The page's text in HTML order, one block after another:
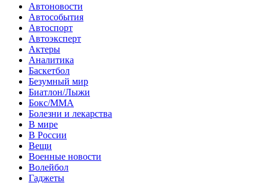
Автоновости
Автособытия
Автоспорт
Автоэксперт
Актеры
Аналитика
Баскетбол
Безумный мир
Биатлон/Лыжи
Бокс/MMA
Болезни и лекарства
В мире
В России
Вещи
Военные новости
Волейбол
Гаджеты